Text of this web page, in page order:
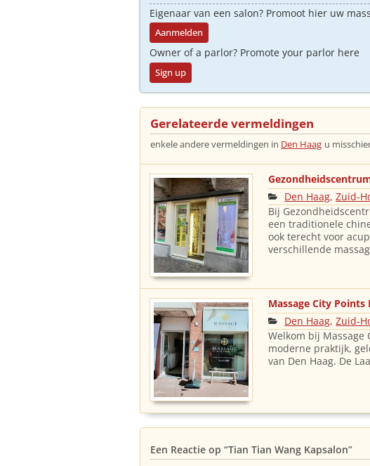
Eigenaar van een salon? Promoot hier uw
Aanmelden
Owner of a parlor? Promote your parlor here
Sign up
Gerelateerde vermeldingen
enkele andere vermeldingen in Den Haag u
Den Haag,Zuid-
Bij
een traditionele
ook terecht voor
verschillende
Massage City Points
Den Haag,Zuid-
Welkom bij Massage
moderne praktijk,
van Den Haag. De
Een Reactie op “Tian Tian Wang Kapsalon”